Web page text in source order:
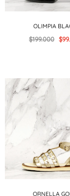
OLIMPIA
$199.000
ORNELLA